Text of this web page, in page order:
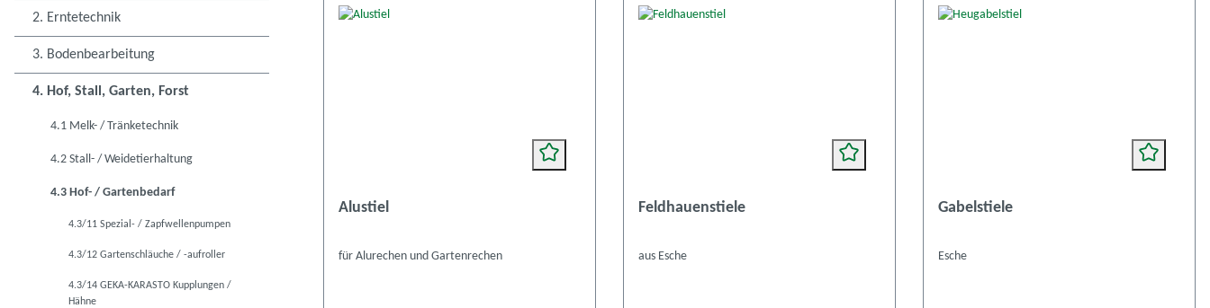
2. Erntetechnik
3. Bodenbearbeitung
4. Hof, Stall, Garten, Forst
4.1 Melk- / Tränketechnik
4.2 Stall- / Weidetierhaltung
4.3 Hof- / Gartenbedarf
4.3/11 Spezial- / Zapfwellenpumpen
4.3/12 Gartenschläuche / -aufroller
4.3/14 GEKA-KARASTO Kupplungen /
Hähne
Alustiel
für Alurechen und Gartenrechen
Feldhauenstiele
aus Esche
Gabelstiele
Esche